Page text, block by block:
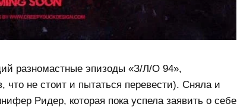
разномастные эпизоды «З/Л/О 94»,
что не стоит и пытаться перевести). Сняла и
Ридер, которая пока успела заявить о себе